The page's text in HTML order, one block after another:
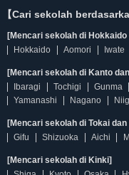
【Cari sekolah
[Mencari sekolah di Hokkaido
Hokkaido
Aomori Iwate
[Mencari sekolah di Kanto
Ibaragi
Tochigi Gunma
Yamanashi
Nagano
[Mencari sekolah di Tokai
Gifu
Shizuoka Aichi
[Mencari sekolah di Kinki]